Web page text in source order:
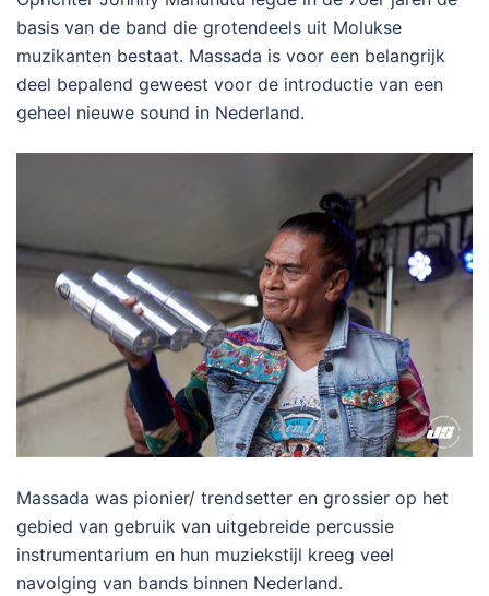
basis van de band die grotendeels uit Molukse
muzikanten bestaat. Massada is voor een belangrijk
deel bepalend geweest voor de introductie van een
geheel nieuwe sound in Nederland.
Massada was pionier/ trendsetter en grossier op het
gebied van gebruik van uitgebreide percussie
instrumentarium en hun muziekstijl kreeg veel
navolging van bands binnen Nederland.